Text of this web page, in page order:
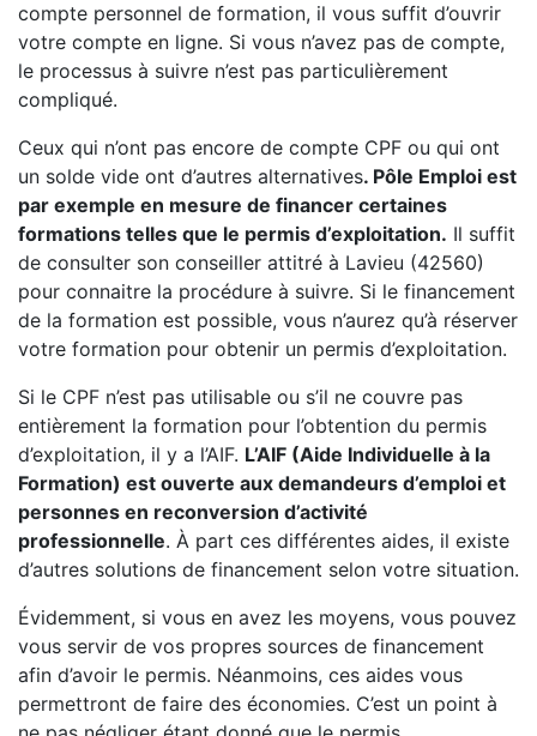
compte personnel de formation, il vous suffit d’ouvrir
votre compte en ligne. Si vous n’avez pas de compte,
le processus à suivre n’est pas particulièrement
compliqué.
Ceux qui n’ont pas encore de compte CPF ou qui ont
un solde vide ont d’autres alternatives. Pôle Emploi est
par exemple en mesure de financer certaines
formations telles que le permis d’exploitation. Il suffit
de consulter son conseiller attitré à Lavieu (42560)
pour connaitre la procédure à suivre. Si le financement
de la formation est possible, vous n’aurez qu’à réserver
votre formation pour obtenir un permis d’exploitation.
Si le CPF n’est pas utilisable ou s’il ne couvre pas
entièrement la formation pour l’obtention du permis
d’exploitation, il y a l’AIF. L’AIF (Aide Individuelle à la
Formation) est ouverte aux demandeurs d’emploi et
personnes en reconversion d’activité
professionnelle. À part ces différentes aides, il existe
d’autres solutions de financement selon votre situation.
Évidemment, si vous en avez les moyens, vous pouvez
vous servir de vos propres sources de financement
afin d’avoir le permis. Néanmoins, ces aides vous
permettront de faire des économies. C’est un point à